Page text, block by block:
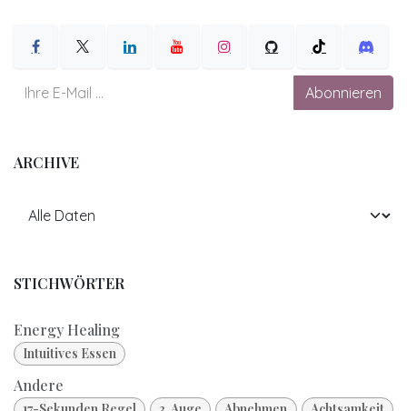
Abonnieren
ARCHIVE
STICHWÖRTER
Energy Healing
Intuitives Essen
Andere